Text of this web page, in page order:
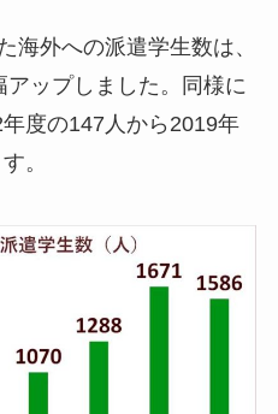
外への派遣学生数は、
ップしました。同様に
度の147人から2019年
。